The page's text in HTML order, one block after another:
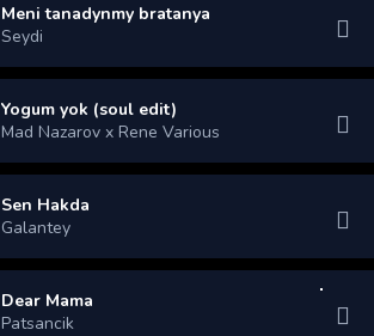
Meni tanadynmy bratanya
Seydi
Yogum yok (soul edit)
Mad Nazarov x Rene Various
Sen Hakda
Galantey
Dear Mama
Patsancik